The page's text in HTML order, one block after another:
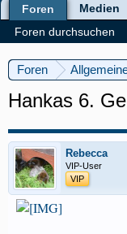
Foren
Hankas 6.
Rebecca
VIP-User
VIP
Foren
Foren durchsuchen
Medien